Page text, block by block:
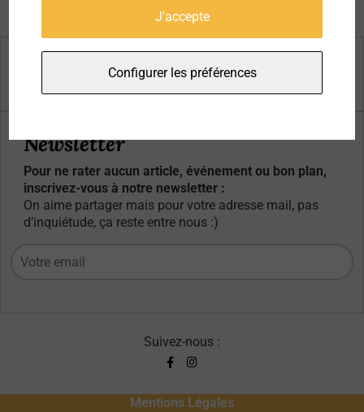
Newsletter
Pour ne rater aucun article, événement ou bon plan,
inscrivez-vous à notre newsletter :
On aime partager mais pour votre adresse mail, pas
d’inquiétude, ça reste entre nous :)
Suivez-nous :
Mentions Légales
J'accepte
Configurer les préférences